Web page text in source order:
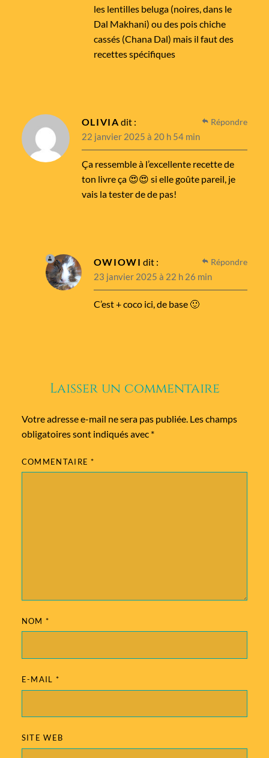
les lentilles beluga (noires, dans le
Dal Makhani) ou des pois chiche
cassés (Chana Dal) mais il faut des
recettes spécifiques
OLIVIA dit :
22 janvier 2025 à 20 h 54 min
Ça ressemble à l’excellente recette de
ton livre ça 😍😍 si elle goûte pareil, je
vais la tester de de pas!
Répondre
OWIOWI dit :
23 janvier 2025 à 22 h 26 min
C’est + coco ici, de base 🙂
Répondre
Laisser un commentaire
Votre adresse e-mail ne sera pas publiée. Les champs
obligatoires sont indiqués avec *
COMMENTAIRE*
NOM*
E-MAIL *
SITE WEB